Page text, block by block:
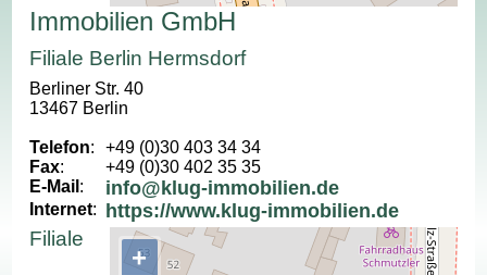
Immobilien GmbH
Filiale Berlin Hermsdorf
Berliner Str. 40
13467 Berlin
Telefon:
+49 (0)30 403 34 34
Fax:
+49 (0)30 402 35 35
E-Mail : info@klug-immobilien.de
Internet: https://www.klug-immobilien.de
+
Filiale